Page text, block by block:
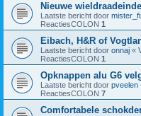
Nieuwe
Laatste bericht door
ReactiesCOLON 1
Eibach, H&R of
Laatste bericht door onnaj «
ReactiesCOLON 1
Opknappen alu G6
Laatste bericht door pveelen
ReactiesCOLON 7
Comfortabele